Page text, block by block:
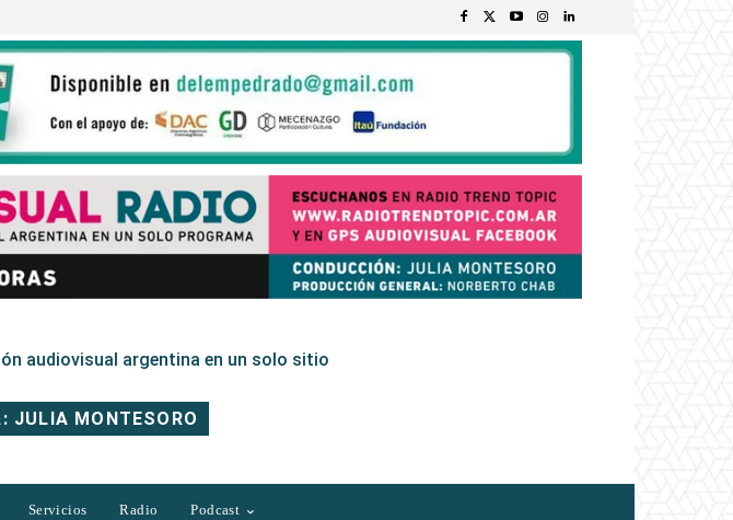
audiovisual argentina en un solo sitio
JULIA MONTESORO
Servicios Radio Podcast